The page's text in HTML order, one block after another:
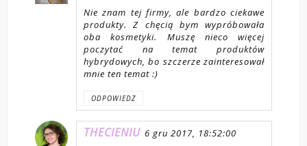
Nie znam tej firmy, ale bardzo ciekawe
produkty. Z chęcią bym wypróbowała
oba kosmetyki. Muszę nieco więcej
poczytać na temat produktów
hybrydowych, bo szczerze zainteresował
mnie ten temat :)
ODPOWIEDZ
THECIENIU 6 gru 2017, 18:52:00